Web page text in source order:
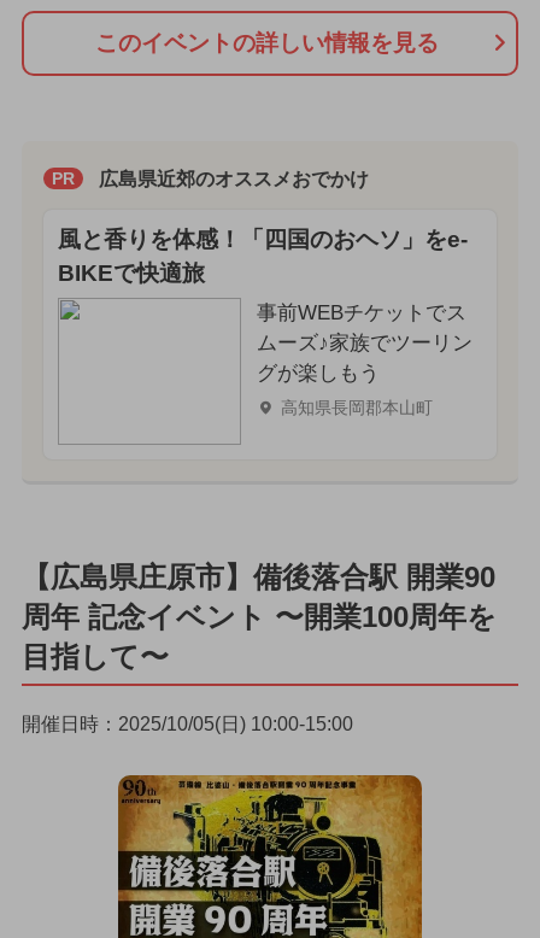
このイベントの詳しい情報を見る
PR 広島県近郊のオススメおでかけ
風と香りを体感！「四国のおヘソ」をe-
BIKEで快適旅
事前WEBチケットでス
ムーズ♪家族でツーリン
グが楽しもう
高知県長岡郡本山町
【広島県庄原市】備後落合駅 開業90
周年 記念イベント 〜開業100周年を
目指して〜
開催日時：2025/10/05(日) 10:00-15:00